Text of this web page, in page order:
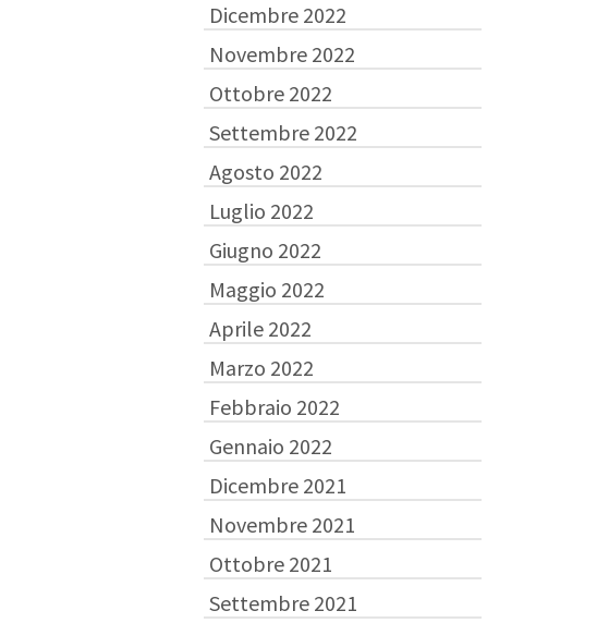
Dicembre 2022
Novembre 2022
Ottobre 2022
Settembre 2022
Agosto 2022
Luglio 2022
Giugno 2022
Maggio 2022
Aprile 2022
Marzo 2022
Febbraio 2022
Gennaio 2022
Dicembre 2021
Novembre 2021
Ottobre 2021
Settembre 2021